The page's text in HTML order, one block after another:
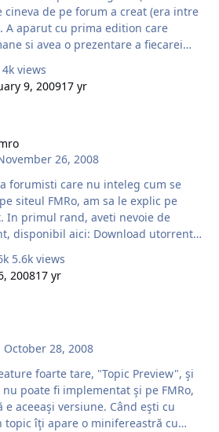
cineva de pe forum a creat (era intre
A aparut cu prima edition care
si avea o prezentare a fiecarei
Daca cineva cunoste threadul cu
chiar are pdf-ul salvat va-s ruga sa
4k views
9, 200917 yr
26, 2008
forumisti care nu inteleg cum se
siteul FMRo, am sa le explic pe
disponibil aici: Download utorrent.
si functionarea
Ghidul oficial de pe siteul utorrent
si pagina 2, care se poate accesa
de sus a paginii. Pe prima
for download gasiti numele
5.6k views
200817 yr
October 28, 2008
foarte tare, "Topic Preview", şi
poate fi implementat şi pe FMRo,
e aceeaşi versiune. Când eşti cu
topic îţi apare o minifereastră cu